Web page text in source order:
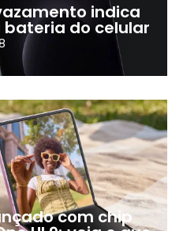
indica
do celular
com chip